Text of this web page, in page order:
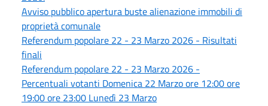
Avviso pubblico apertura buste alienazione immobili di
proprietà comunale
Referendum popolare 22 - 23 Marzo 2026 - Risultati
finali
Referendum popolare 22 - 23 Marzo 2026 -
Percentuali votanti Domenica 22 Marzo ore 12:00 ore
19:00 ore 23:00 Lunedì 23 Marzo